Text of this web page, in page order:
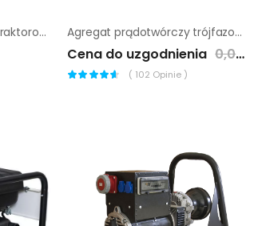
Agregat prądotwórczy traktorowy Endress EZG 100/4 TN-S Agregat prądotwórczy trójfazowy Endress ESE 20 YW
Cena do uzgodnienia 0,00 zł
( 102 Opinie )